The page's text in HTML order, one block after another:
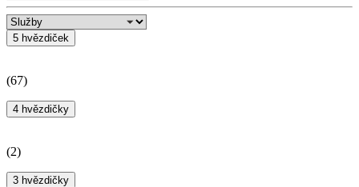
5 hvězdiček
(67)
4 hvězdičky
(2)
3 hvězdičky